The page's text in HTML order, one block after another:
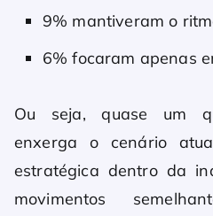
9% mantiveram o
6% focaram apenas
Ou seja, quase um
enxerga o cenário
estratégica dentro da
movimentos